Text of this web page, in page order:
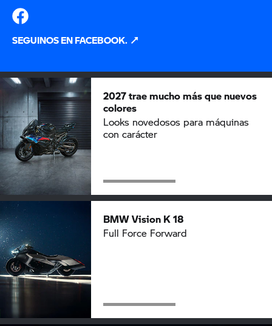
SEGUINOS EN FACEBOOK.
2027 trae mucho más que nuevos
colores
Looks novedosos para máquinas
con carácter
BMW Vision K 18
Full Force Forward